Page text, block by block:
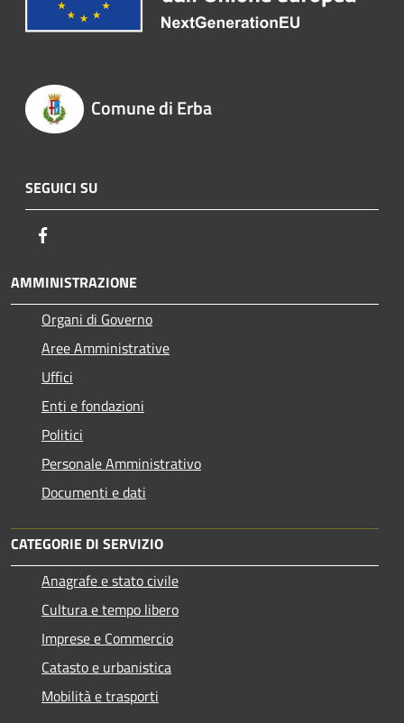
Comune di Erba
SEGUICI SU
AMMINISTRAZIONE
Organi di Governo
Aree Amministrative
Uffici
Enti e fondazioni
Politici
Personale Amministrativo
Documenti e dati
CATEGORIE DI SERVIZIO
Anagrafe e stato civile
Cultura e tempo libero
Imprese e Commercio
Catasto e urbanistica
Mobilità e trasporti